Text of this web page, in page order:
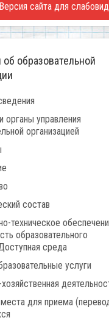
Версия сайта для
образовательной
органы управления
организацией
состав
техническое
образовательного
среда
услуги
для приема